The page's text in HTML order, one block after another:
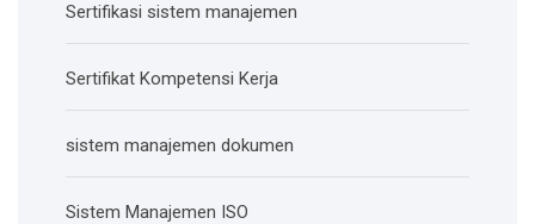
Sertifikasi sistem manajemen
Sertifikat Kompetensi Kerja
sistem manajemen dokumen
Sistem Manajemen ISO